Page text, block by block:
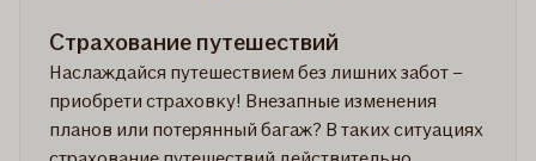
Страхование путешествий
Наслаждайся путешествием без лишних забот –
приобрети страховку! Внезапные изменения
планов или потерянный багаж? В таких ситуациях